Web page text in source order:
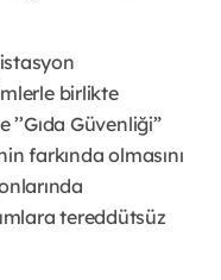
birlikte
’’Gıda Güvenliği”
farkında olmasını
tereddütsüz